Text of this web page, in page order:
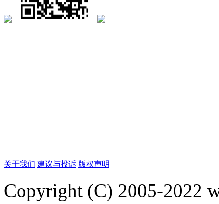
关于我们 建议与投诉 版权声明
Copyright (C) 2005-2022